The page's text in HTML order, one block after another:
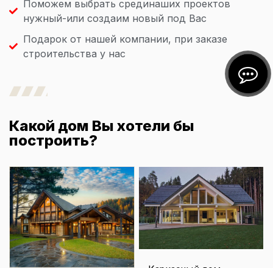
Поможем выбрать срединаших проектов
нужный-или создаим новый под Вас
Подарок от нашей компании, при заказе
строительства у нас
Какой дом Вы хотели бы
построить?